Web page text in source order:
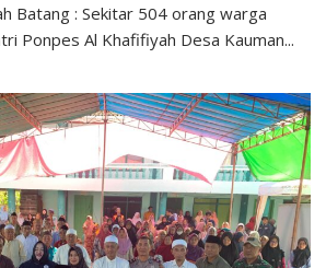
Batang : Sekitar 504 orang warga
Ponpes Al Khafifiyah Desa Kauman...